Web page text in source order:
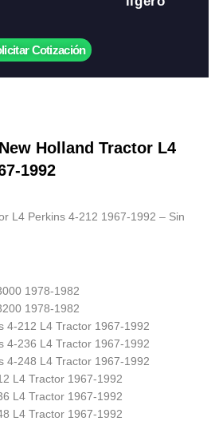
Cotización
Holland Tractor L4
1992
L4 Perkins 4-212 1967-1992 – Sin
1978-1982
1978-1982
4-212 L4 Tractor 1967-1992
4-236 L4 Tractor 1967-1992
4-248 L4 Tractor 1967-1992
L4 Tractor 1967-1992
L4 Tractor 1967-1992
L4 Tractor 1967-1992